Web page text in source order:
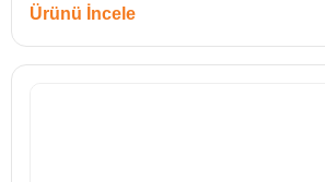
Ürünü İncele